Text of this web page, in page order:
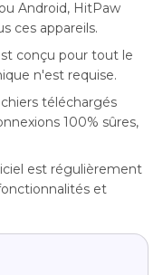
Android, HitPaw
ces appareils.
conçu pour tout le
n'est requise.
téléchargés
100% sûres,
est régulièrement
et